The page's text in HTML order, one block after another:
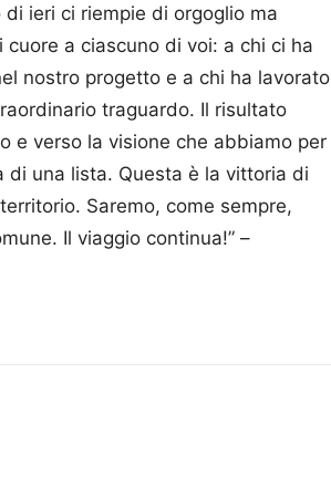
di ieri ci riempie di orgoglio ma
a ciascuno di voi: a chi ci ha
nostro progetto e a chi ha lavorato
traguardo. Il risultato
e verso la visione che abbiamo per
di una lista. Questa è la vittoria di
Saremo, come sempre,
​Il viaggio continua!” –